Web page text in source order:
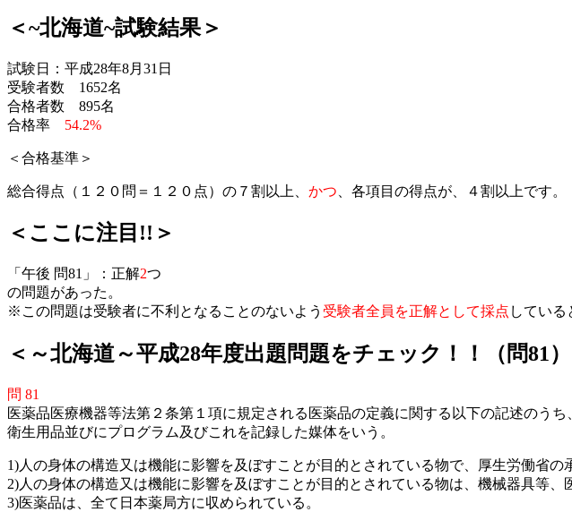
＜~北海道~試験結果＞
試験日：平成28年8月31日
受験者数 1652名
合格者数 895名
合格率 54.2%
＜合格基準＞
総合得点（１２０問＝１２０点）の７割以上、 かつ 、各項目の得点が、４割以上です。
＜ここに注目!!＞
「午後 問81」：正解2つ
の問題があった。
※この問題は受験者に不利となることのないよう 受験者全員を正解として採点 している
＜～北海道～平成28年度出題問題をチェック！！（問81）
問 81
医薬品医療機器等法第２条第１項に規定される医薬品の定義に関する以下の記述のう
衛生用品並びにプログラム及びこれを記録した媒体をいう。
1)人の身体の構造又は機能に影響を及ぼすことが目的とされている物で、厚生労働省
2)人の身体の構造又は機能に影響を及ぼすことが目的とされている物は、機械器具等、
3)医薬品は、全て日本薬局方に収められている。